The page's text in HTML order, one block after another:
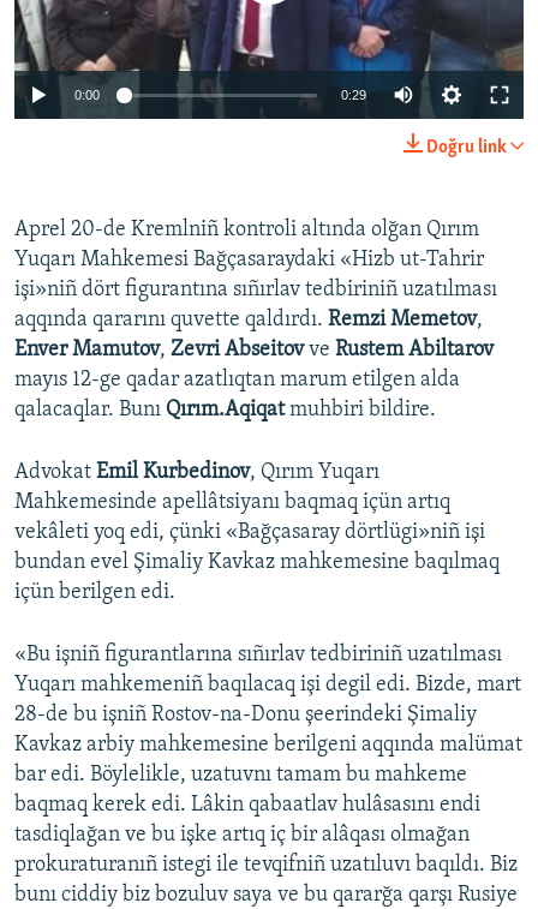
Русский
Українською
RFE/RS bütün saytları
0:00 0:29
Doğru link
Aprel 20-de Kremlniñ kontroli altında olğan Qırım
Yuqarı Mahkemesi Bağçasaraydaki «Hizb ut-Tahrir
işi»niñ dört figurantına sıñırlav tedbiriniñ uzatılması
aqqında qararını quvette qaldırdı. Remzi Memetov,
Enver Mamutov, Zevri Abseitovve Rustem Abiltarov
mayıs 12-ge qadar azatlıqtan marum etilgen alda
qalacaqlar. Bunı Qırım.Aqiqatmuhbiri bildire.
Advokat Emil Kurbedinov, Qırım Yuqarı
Mahkemesinde apellâtsiyanı baqmaq içün artıq
vekâleti yoq edi, çünki «Bağçasaray dörtlügi»niñ işi
bundan evel Şimaliy Kavkaz mahkemesine baqılmaq
içün berilgen edi.
«Bu işniñ figurantlarına sıñırlav tedbiriniñ uzatılması
Yuqarı mahkemeniñ baqılacaq işi degil edi. Bizde, mart
28-de bu işniñ Rostov-na-Donu şeerindeki Şimaliy
Kavkaz arbiy mahkemesine berilgeni aqqında malümat
bar edi. Böylelikle, uzatuvnı tamam bu mahkeme
baqmaq kerek edi. Lâkin qabaatlav hulâsasını endi
tasdiqlağan ve bu işke artıq iç bir alâqası olmağan
prokuraturanıñ istegi ile tevqifniñ uzatıluvı baqıldı. Biz
bunı ciddiy biz bozuluv saya ve bu qararğa qarşı Rusiye